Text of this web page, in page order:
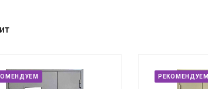
РЕКОМЕНДУЕМ